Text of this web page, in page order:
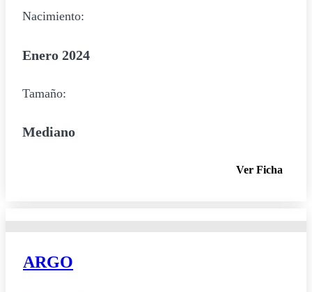
Nacimiento:
Enero 2024
Tamaño:
Mediano
Ver Ficha
ARGO